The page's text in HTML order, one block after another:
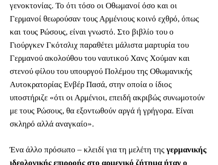
γενοκτονίας. Το ότι τόσο οι Οθωμανοί όσο και οι
Γερμανοί θεωρούσαν τους Αρμένιους κοινό εχθρό, όπως
και τους Ρώσους, είναι γνωστό. Στο βιβλίο του ο
Γιούργκεν Γκότσλιχ παραθέτει μάλιστα μαρτυρία του
Γερμανού ακολούθου του ναυτικού Χανς Χούμαν και
στενού φίλου του υπουργού Πολέμου της Οθωμανικής
Αυτοκρατορίας Ενβέρ Πασά, στην οποία ο ίδιος
υποστήριζε «ότι οι Αρμένιοι, επειδή ακριβώς συνωμοτούν
με τους Ρώσους, θα εξοντωθούν αργά ή γρήγορα. Είναι
σκληρό αλλά αναγκαίο».
Ένα άλλο πρόσωπο – κλειδί για τη μελέτη της γερμανικής
ιδεολογικής επιρροής στο αρμενικό ζήτημα ήταν ο